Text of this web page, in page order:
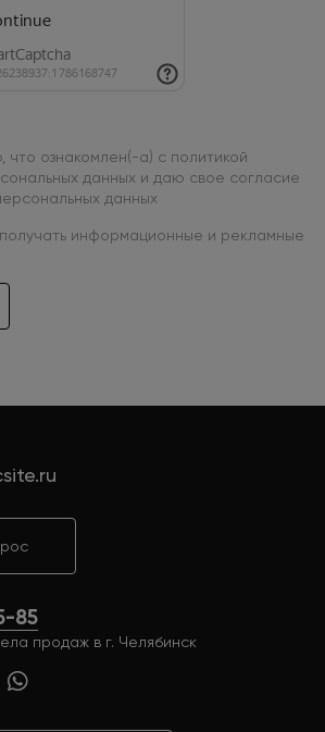
что ознакомлен(-а) с политикой
данных и даю свое согласие
данных
получать информационные и рекламные
85
продаж в г. Челябинск